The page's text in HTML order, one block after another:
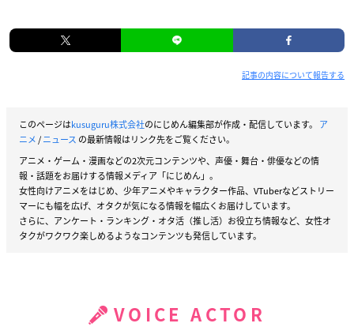
記事の内容について報告する
このページはkusuguru株式会社のにじめん編集部が作成・配信しています。 ア
ニメ/ニュース の最新情報はリンク先をご覧ください。
アニメ・ゲーム・漫画などの2次元コンテンツや、声優・舞台・俳優などの情
報・話題をお届けする情報メディア「にじめん」。
女性向けアニメをはじめ、少年アニメやキャラクター作品、VTuberなどストリー
マーにも幅を広げ、オタクが気になる情報を幅広くお届けしています。
さらに、アンケート・ランキング・オタ活（推し活）お役立ち情報など、女性オ
タクがワクワク楽しめるようなコンテンツも発信しています。
VOICE ACTOR